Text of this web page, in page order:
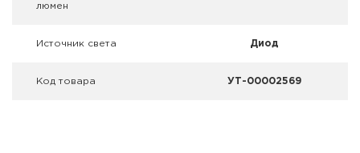
люмен
Источник света Диод
Код товара УТ-00002569